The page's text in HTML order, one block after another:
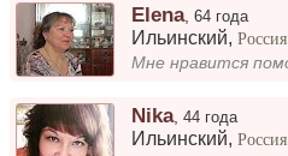
Elena,64 года
Ильинский,Россия
Nika,44 года
Ильинский,Россия